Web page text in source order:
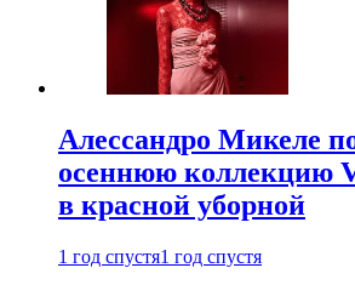
Алессандро Микеле
осеннюю коллекцию
в красной уборной
1 год спустя1 год спустя